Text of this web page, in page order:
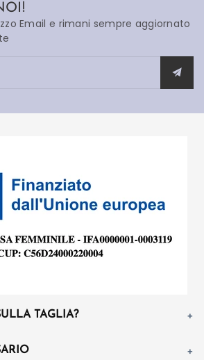
Email e rimani sempre aggiornato
TAGLIA?